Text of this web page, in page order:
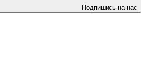
Подпишись на нас